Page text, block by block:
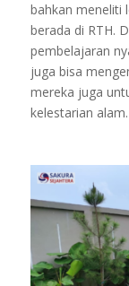
bahkan meneliti
berada di RTH.
pembelajaran
juga bisa
mereka juga
kelestarian alam.